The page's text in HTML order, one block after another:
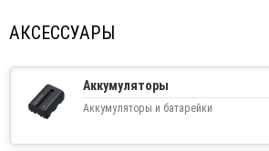
АКСЕССУАРЫ
Аккумуляторы
Аккумуляторы и батарейки